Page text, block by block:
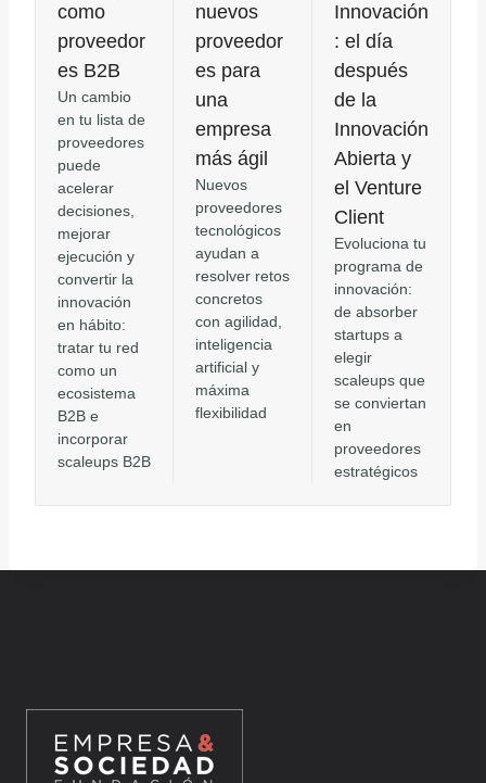
como
proveedor
es B2B
Un cambio
en tu lista de
proveedores
puede
acelerar
decisiones,
mejorar
ejecución y
convertir la
innovación
en hábito:
tratar tu red
como un
ecosistema
B2B e
incorporar
scaleups B2B
nuevos
proveedor
es para
una
empresa
más ágil
Nuevos
proveedores
tecnológicos
ayudan a
resolver retos
concretos
con agilidad,
inteligencia
artificial y
máxima
flexibilidad
Innovación
: el día
después
de la
Innovación
Abierta y
el Venture
Client
Evoluciona tu
programa de
innovación:
de absorber
startups a
elegir
scaleups que
se conviertan
en
proveedores
estratégicos